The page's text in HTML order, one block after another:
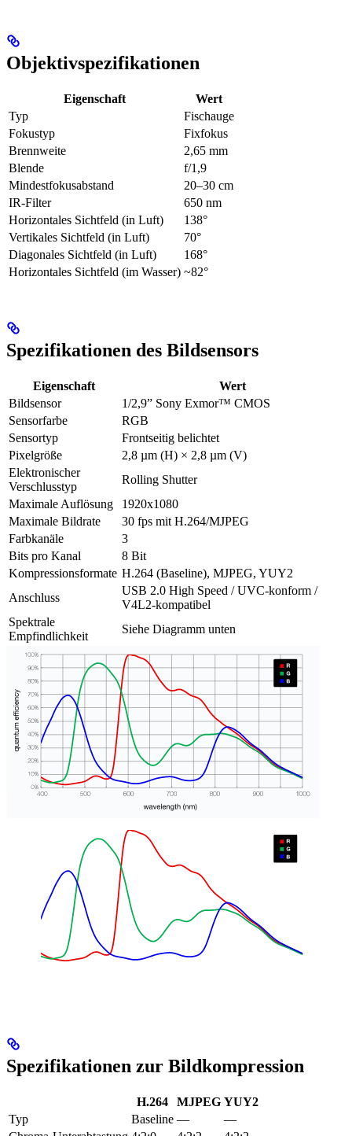
Objektivspezifikationen
Eigenschaft
Wert
Typ
Fischauge
Fokustyp
Fixfokus
Brennweite
2,65 mm
Blende
f/1,9
Mindestfokusabstand
20–30 cm
IR-Filter
650 nm
Horizontales Sichtfeld (in Luft)
138°
Vertikales Sichtfeld (in Luft)
70°
Diagonales Sichtfeld (in Luft)
168°
Horizontales Sichtfeld (im Wasser) ~82°
Spezifikationen des Bildsensors
Eigenschaft
Wert
Bildsensor
1/2,9” Sony Exmor™ CMOS
Sensorfarbe
RGB
Sensortyp
Frontseitig belichtet
Pixelgröße
2,8 µm (H) × 2,8 µm (V)
Elektronischer
Verschlusstyp
Rolling Shutter
Maximale Auflösung
1920x1080
Maximale Bildrate
30 fps mit H.264/MJPEG
Farbkanäle
3
Bits pro Kanal
8 Bit
Kompressionsformate H.264 (Baseline), MJPEG, YUY2
Anschluss
USB 2.0 High Speed / UVC-konform /
V4L2-kompatibel
Spektrale
Empfindlichkeit
Siehe Diagramm unten
Spezifikationen zur Bildkompression
H.264 MJPEG YUY2
Typ
Baseline —
—